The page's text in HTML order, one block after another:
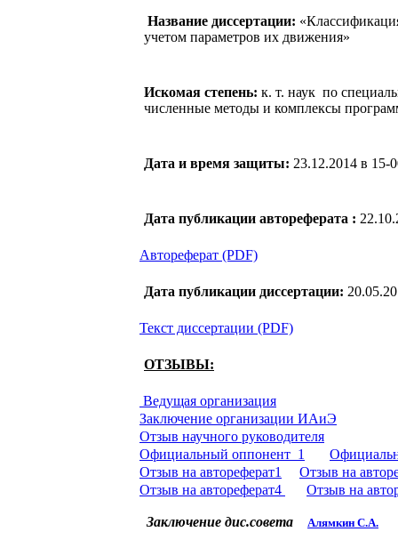
Название диссертации:
учетом параметров их движения»
Искомая степень: к. т. наук по
численные методы и комплексы
Дата и время защиты: 23.12.2014 в 15-
Дата публикации автореферата :
Автореферат (PDF)
Дата публикации диссертации:
Текст диссертации (PDF)
ОТЗЫВЫ:
Ведущая организация
Заключение организации ИАиЭ
Отзыв научного руководителя
Официальный оппонент_1
Отзыв на автореферат1
Отзыв на
Отзыв на автореферат4
Отзыв на
Заключение дис.совета Алямкин С.А.